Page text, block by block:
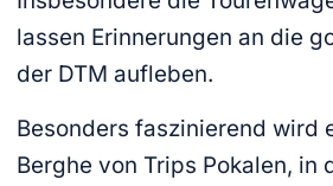
lassen Erinnerungen an die
der DTM aufleben.
Besonders faszinierend wird
Berghe von Trips Pokalen, in